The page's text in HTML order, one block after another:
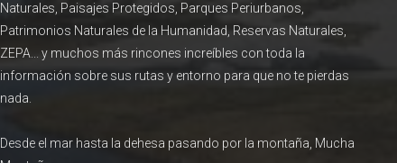
Naturales, Paisajes Protegidos, Parques Periurbanos,
Patrimonios Naturales de la Humanidad, Reservas Naturales,
ZEPA... y muchos más rincones increíbles con toda la
información sobre sus rutas y entorno para que no te pierdas
nada.
Desde el mar hasta la dehesa pasando por la montaña, Mucha